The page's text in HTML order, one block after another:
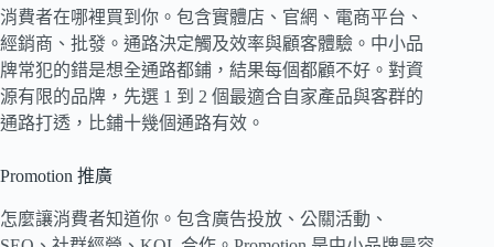
消費者在哪裡買到你。包含實體店、官網、電商平台、
經銷商、批發。通路決定觸及效率與顧客體驗。中小品
牌常犯的錯是想全通路都鋪，結果每個都顧不好。對資
源有限的品牌，先選 1 到 2 個最適合自家產品與客群的
通路打透，比鋪十幾個通路有效。
Promotion 推廣
怎麼讓消費者知道你。包含廣告投放、公關活動、